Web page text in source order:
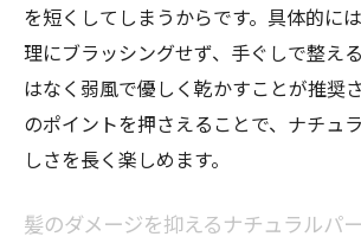
を短くしてしまうからです。具体的に
理にブラッシングせず、手ぐしで整え
はなく弱風で優しく乾かすことが推奨
のポイントを押さえることで、ナチュ
しさを長く楽しめます。
髪のダメージを抑えるナチュラルパ